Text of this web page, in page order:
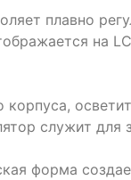
плавно
на
служит для
форма